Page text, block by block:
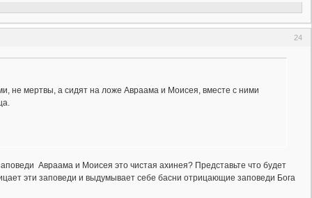
24
не мертвы, а сидят на ложе Авраама и Моисея, вместе с ними
Авраама и Моисея это чистая ахинея? Представьте что будет
эти заповеди и выдумывает себе басни отрицающие заповеди Бога